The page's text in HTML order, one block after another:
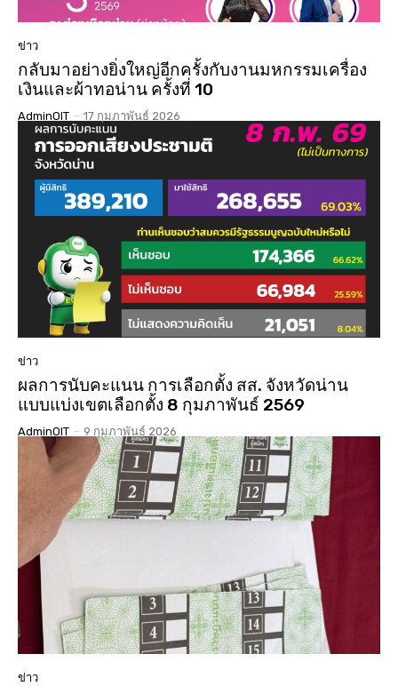
ข่าว
กลับมาอย่างยิ่งใหญ่อีกครั้งกับงานมหกรรมเครื่อง
เงินและผ้าทอน่าน ครั้งที่ 10
AdminOIT - 17 กุมภาพันธ์ 2026
ข่าว
ผลการนับคะแนน การเลือกตั้ง สส. จังหวัดน่าน
แบบแบ่งเขตเลือกตั้ง 8 กุมภาพันธ์ 2569
AdminOIT - 9 กุมภาพันธ์ 2026
ข่าว